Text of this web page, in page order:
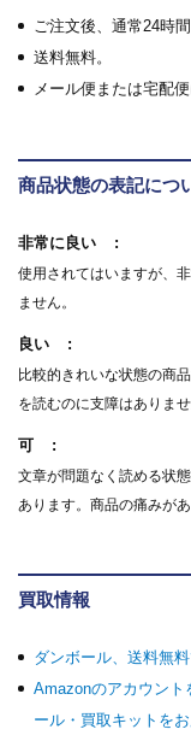
ご注文後、通常24時
送料無料。
メール便または宅配
商品状態の表記につ
非常に良い
使用されてはいますが、
ません。
良い
比較的きれいな状態の商
を読むのに支障はありませ
可
文章が問題なく読める状
あります。商品の痛みが
買取情報
ダンボール、送料無
Amazonのアカウント
ール・買取キットをお